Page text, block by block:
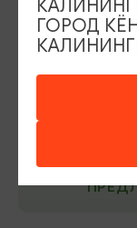
КОНТАКТЫ
+7 (40161) 6 00
ВКонтакте
ГОРОД